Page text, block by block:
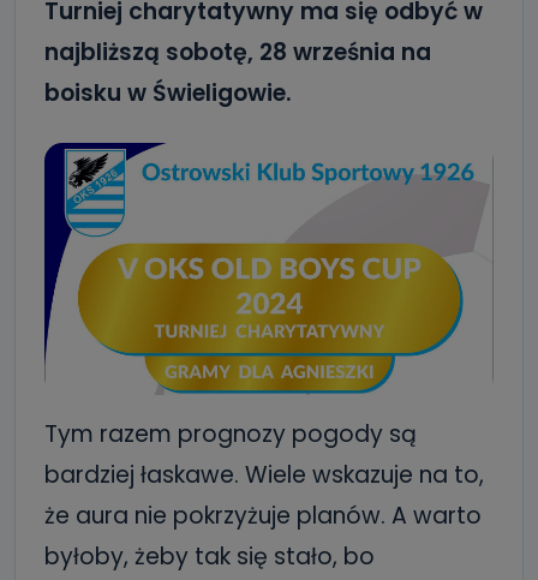
Turniej charytatywny ma się odbyć w
najbliższą sobotę, 28 września na
boisku w Świeligowie.
Tym razem prognozy pogody są
bardziej łaskawe. Wiele wskazuje na to,
że aura nie pokrzyżuje planów. A warto
byłoby, żeby tak się stało, bo